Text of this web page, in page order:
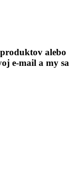
alebo
e-mail a my sa